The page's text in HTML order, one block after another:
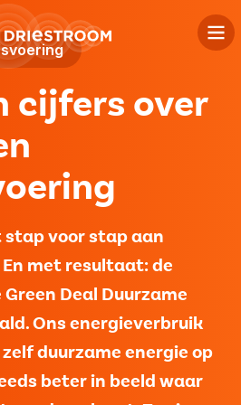
cijfers over
voor stap aan
met resultaat: de
Deal Duurzame
Ons energieverbruik
duurzame energie op
beter in beeld waar